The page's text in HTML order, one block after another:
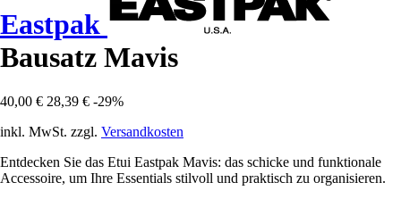
Eastpak
Bausatz Mavis
40,00 € 28,39 € -29%
inkl. MwSt. zzgl. Versandkosten
Entdecken Sie das Etui Eastpak Mavis: das schicke und funktionale
Accessoire, um Ihre Essentials stilvoll und praktisch zu organisieren.